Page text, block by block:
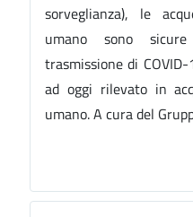
sorveglianza), le
umano sono
trasmissione di
ad oggi rilevato in
umano. A cura del